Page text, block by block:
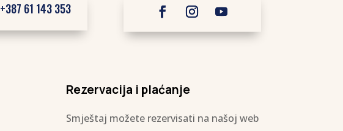
+387 61 143 353
Rezervacija i plaćanje
Smještaj možete rezervisati na našoj web